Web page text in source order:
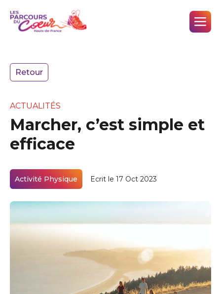
Retour
ACTUALITÉS
Marcher, c’est simple et
efficace
Activité Physique Ecrit le 17 Oct 2023